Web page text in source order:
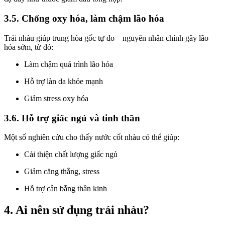
3.5. Chống oxy hóa, làm chậm lão hóa
Trái nhàu giúp trung hòa gốc tự do – nguyên nhân chính gây lão
hóa sớm, từ đó:
Làm chậm quá trình lão hóa
Hỗ trợ làn da khỏe mạnh
Giảm stress oxy hóa
3.6. Hỗ trợ giấc ngủ và tinh thần
Một số nghiên cứu cho thấy nước cốt nhàu có thể giúp:
Cải thiện chất lượng giấc ngủ
Giảm căng thẳng, stress
Hỗ trợ cân bằng thần kinh
4. Ai nên sử dụng trái nhàu?